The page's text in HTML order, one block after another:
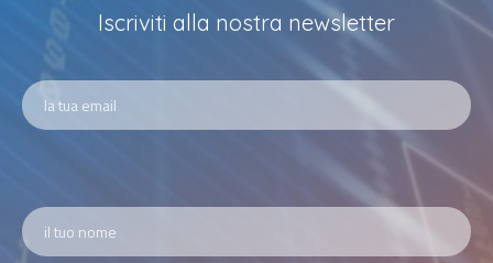
Iscriviti alla nostra newsletter